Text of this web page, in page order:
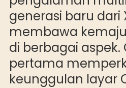
generasi baru dari
membawa
di berbagai aspek.
pertama
keunggulan layar